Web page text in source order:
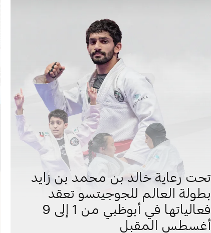
تحت رعاية خالد بن محمد بن زايد
بطولة العالم للجوجيتسو تعقد
فعالياتها في أبوظبي من 1 إلى 9
أغسطس المقبل